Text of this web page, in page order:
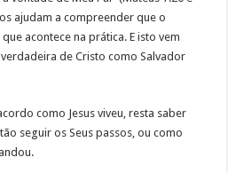
ajudam a compreender que o
acontece na prática. E isto vem
de Cristo como Salvador
como Jesus viveu, resta saber
seguir os Seus passos, ou como